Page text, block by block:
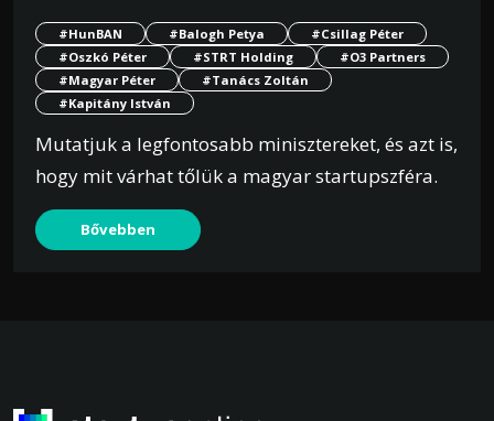
#HunBAN #Balogh Petya
#Csillag Péter
#Oszkó Péter
#STRT Holding
#O3 Partners
#Magyar Péter
#Tanács Zoltán
#Kapitány István
Mutatjuk a legfontosabb minisztereket, és azt is,
hogy mit várhat tőlük a magyar startupszféra.
Bővebben